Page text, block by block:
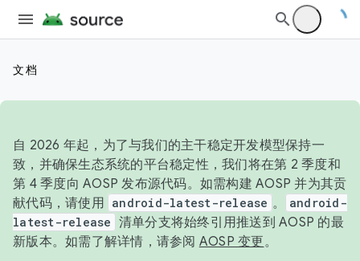
文档
自 2026 年起，为了与我们的主干稳定开发模型保持一
致，并确保生态系统的平台稳定性，我们将在第 2 季度和
第 4 季度向 AOSP 发布源代码。如需构建 AOSP 并为其贡
献代码，请使用 android-latest-release 。
android-
latest-release 清单分支将始终引用推送到 AOSP 的最
新版本。如需了解详情，请参阅 AOSP 变更。